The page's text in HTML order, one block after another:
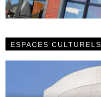
ESPACES CULTURELS